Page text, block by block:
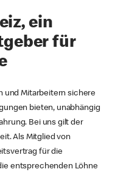
ein
für
und Mitarbeitern sichere
bieten, unabhängig
Bei uns gilt der
Als Mitglied von
für die
entsprechenden Löhne